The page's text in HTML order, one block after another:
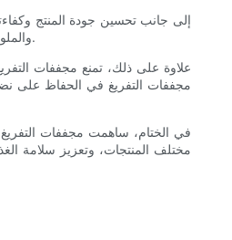
إلى جانب تحسين جودة المنتج
والملوثات الأخرى التي قد تكون موجودة في المنتج الغذائي. ومن خلال إزالة الرطوبة بسرعة وفعالية، تُقلل مجففات التفريغ من خطر نمو الميكروبات والتلوث، مما يضمن سلامة المنتج النهائي.
علاوة على ذلك، تمنع مجففات
مجففات التفريغ في الحفاظ على
في الختام، ساهمت مجففات
مختلف المنتجات، وتعزيز سلامة